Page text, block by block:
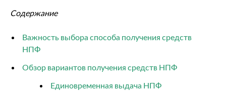
Содержание
Важность выбора способа получения средств
НПФ
Обзор вариантов получения средств НПФ
Единовременная выдача НПФ